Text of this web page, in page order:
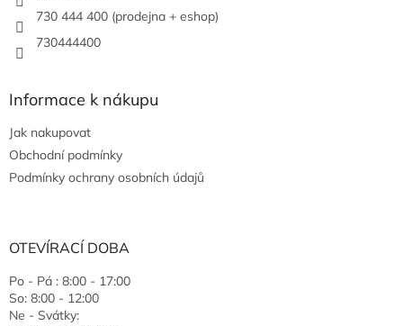
730 444 400 (prodejna + eshop)
730444400
Informace k nákupu
Jak nakupovat
Obchodní podmínky
Podmínky ochrany osobních údajů
OTEVÍRACÍ DOBA
Po - Pá : 8:00 - 17:00
So: 8:00 - 12:00
Ne - Svátky: